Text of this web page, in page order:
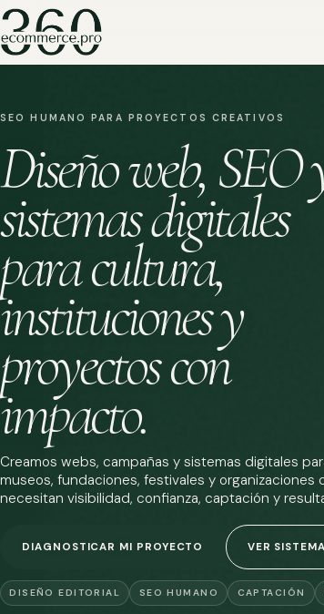
SEO HUMANO PARA PROYECTOS CREATIVOS
Diseño web, SEO
sistemas digitales
para cultura,
instituciones y
proyectos con
impacto.
Creamos webs, campañas y sistemas digitales
museos, fundaciones, festivales y organizaciones
necesitan visibilidad, confianza, captación y
DIAGNOSTICAR MI PROYECTO VER
DISEÑO EDITORIAL SEO HUMANO CAPTACIÓN